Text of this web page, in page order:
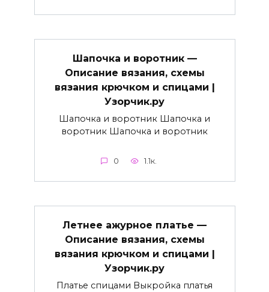
Шапочка и воротник —
Описание вязания, схемы
вязания крючком и спицами |
Узорчик.ру
Шапочка и воротник Шапочка и
воротник Шапочка и воротник
0 1.1к.
Летнее ажурное платье —
Описание вязания, схемы
вязания крючком и спицами |
Узорчик.ру
Платье спицами Выкройка платья